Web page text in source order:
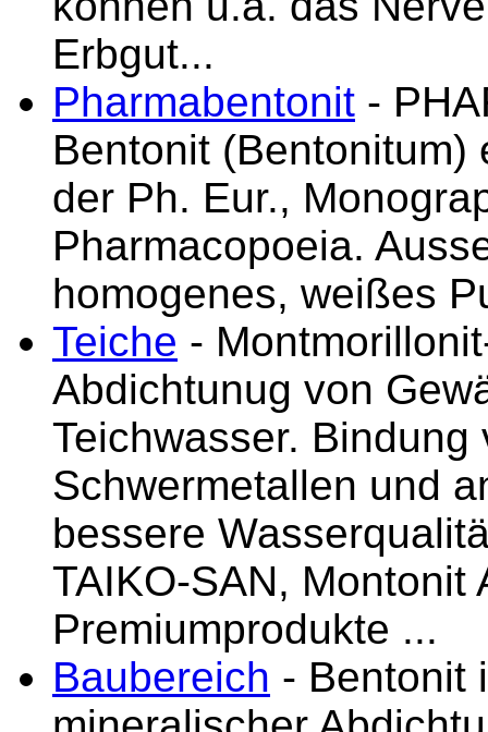
Erbgut...
Pharmabentonit -
Bentonit (Bentonitum)
der Ph. Eur.,
Pharmacopoeia.
homogenes, weißes
Teiche -
Abdichtunug von
Teichwasser.
Schwermetallen und
bessere
TAIKO-SAN, Montonit
Premiumprodukte ...
Baubereich - Bentonit